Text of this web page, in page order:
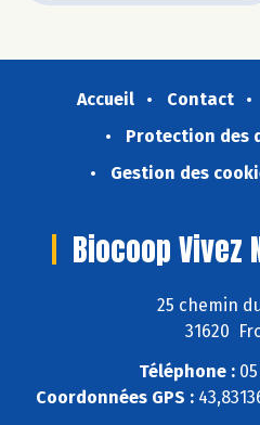
Accueil Contact
Protection des
Gestion des
Biocoop Vivez
25 chemin
31620
Téléphone :05
Coordonnées GPS :